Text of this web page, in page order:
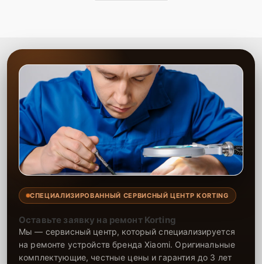
СПЕЦИАЛИЗИРОВАННЫЙ СЕРВИСНЫЙ ЦЕНТР KORTING
Оставьте заявку на ремонт Korting
Мы — сервисный центр, который специализируется
на ремонте устройств бренда Xiaomi. Оригинальные
комплектующие, честные цены и гарантия до 3 лет